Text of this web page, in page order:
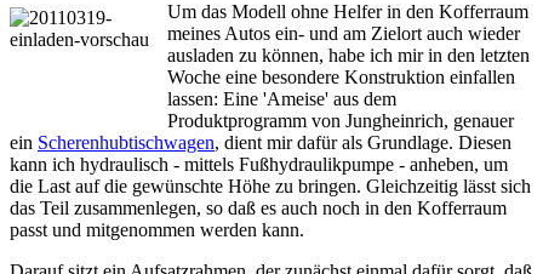
Um das Modell ohne Helfer in den Kofferraum
meines Autos ein- und am Zielort auch wieder
ausladen zu können, habe ich mir in den letzten
Woche eine besondere Konstruktion einfallen
lassen: Eine 'Ameise' aus dem
Produktprogramm von Jungheinrich, genauer
ein Scherenhubtischwagen, dient mir dafür als Grundlage. Diesen
kann ich hydraulisch - mittels Fußhydraulikpumpe - anheben, um
die Last auf die gewünschte Höhe zu bringen. Gleichzeitig lässt sich
das Teil zusammenlegen, so daß es auch noch in den Kofferraum
passt und mitgenommen werden kann.